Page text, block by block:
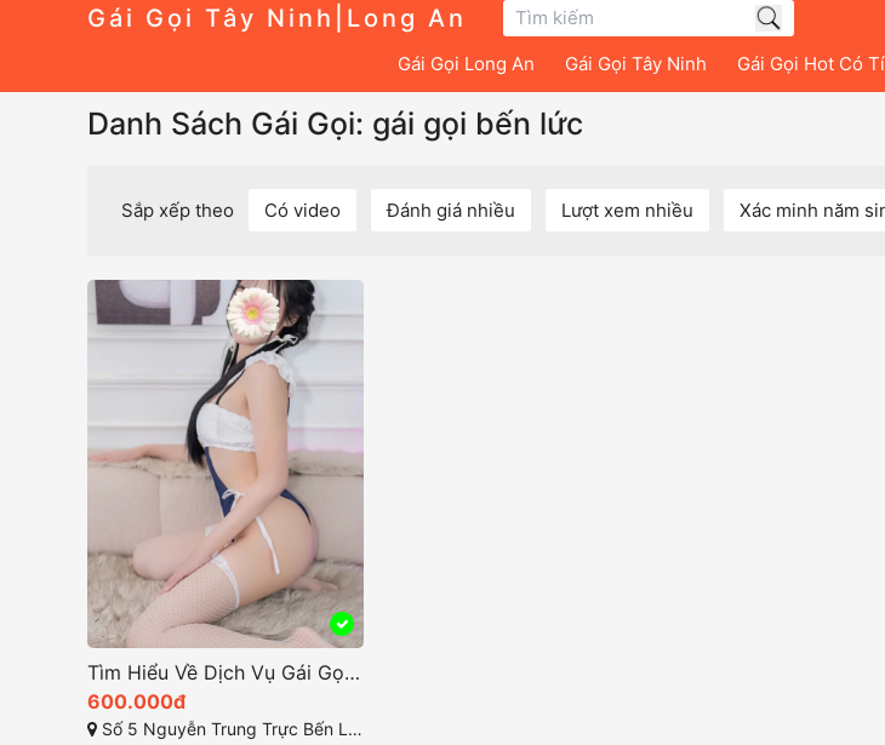
Gái Gọi Tây Ninh|Long An
Gái Gọi Long An Gái Gọi Tây Ninh Gái Gọi Hot Có
Danh Sách Gái Gọi: gái gọi bến lức
Sắp xếp theo Có video Đánh giá nhiều Lượt xem nhiều Xác minh năm
Tìm Hiểu Về Dịch Vụ Gái Gọi Bến Lức Tại Long An
600.000đ
Số 5 Nguyễn Trung Trực Bến Lức Long An, tt. Bến Lức, Bến Lức, Long An